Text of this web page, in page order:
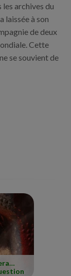
archives du
laissée à son
de deux
Cette
se souvient de